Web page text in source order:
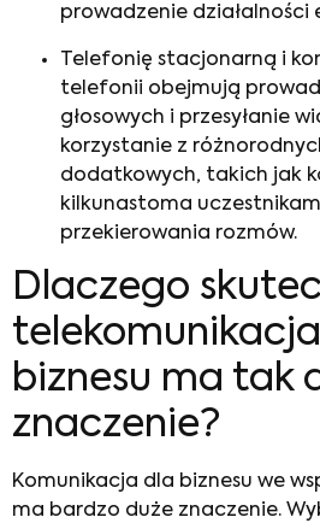
prowadzenie działalności
Telefonię stacjonarną i
telefonii obejmują
głosowych i przesyłanie
korzystanie z
dodatkowych, takich jak
kilkunastoma
przekierowania rozmów.
Dlaczego
biznesu ma tak
znaczenie?
Komunikacja dla biznesu we
ma bardzo duże znaczenie.